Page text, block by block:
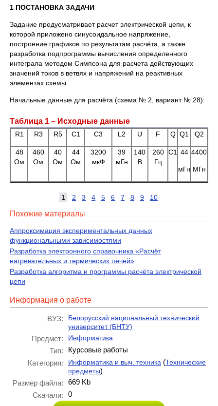
1 ПОСТАНОВКА ЗАДАЧИ
Задание предусматривает расчет электрической цепи, к
которой приложено синусоидальное напряжение,
построение графиков по результатам расчёта, а также
разработка подпрограммы вычисления определенного
интеграла методом Симпсона для расчета действующих
значений токов в ветвях и напряжений на реактивных
элементах схемы.
Начальные данные для расчёта (схема № 2, вариант № 28):
Таблица 1 – Исходные данные
R1 R3 R5 C1 C3 L2 U F Q Q1 Q2
48
Ом
460
Ом
40
Ом
44
Ом
3200
мкФ
39
мГн
140
В
260
Гц
C1 44
мГн
4400
МГн
1 2 3 4 5 6 7 8 9 10
Похожие материалы
Аппроксимация экспериментальных данных
функциональными зависимостями
Разработка электронного справочника «Расчёт
нагревательных и термических печей»
Разработка алгоритма и программы расчёта электрической
цепи
Информация о работе
ВУЗ:
Белорусский национальный технический
университет (БНТУ)
Предмет: Информатика
Тип:
Курсовые работы
Категория:
Информатика и выч. техника (Технические
предметы)
Размер файла:
669 Kb
Скачали:
0